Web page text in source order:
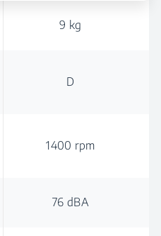
9 kg
D
1400 rpm
76 dBA